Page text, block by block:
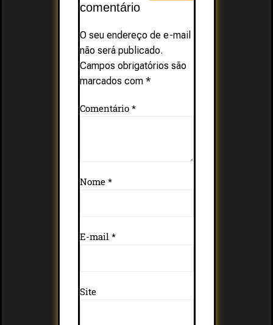
comentário
O seu endereço de e-mail
não será publicado.
Campos obrigatórios são
marcados com *
Comentário *
Nome *
E-mail *
Site